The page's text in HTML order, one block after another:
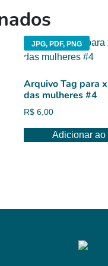
JPG, PDF, PNG
Arquivo Tag para
das mulheres #4
R$ 6,00
Adicionar ao